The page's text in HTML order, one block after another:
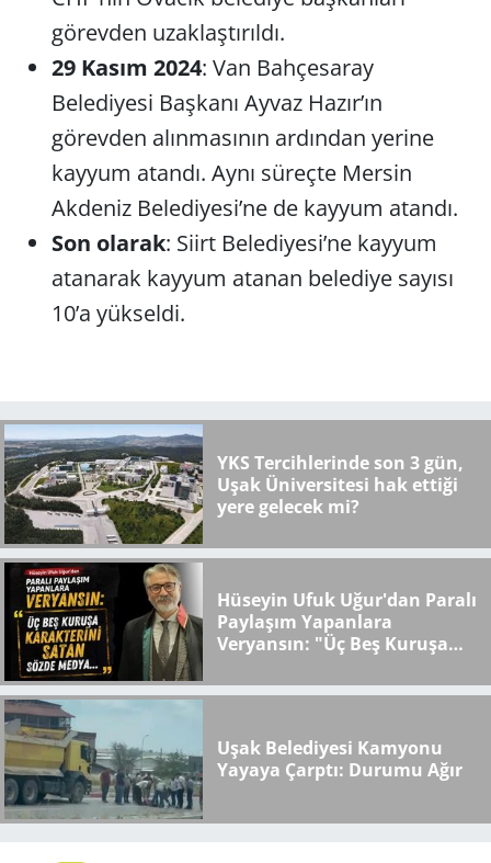
görevden uzaklaştırıldı.
29 Kasım 2024: Van Bahçesaray
Belediyesi Başkanı Ayvaz Hazır’ın
görevden alınmasının ardından yerine
kayyum atandı. Aynı süreçte Mersin
Akdeniz Belediyesi’ne de kayyum atandı.
Son olarak: Siirt Belediyesi’ne kayyum
atanarak kayyum atanan belediye sayısı
10’a yükseldi.
YKS Tercihlerinde son 3 gün,
Uşak Üniversitesi hak ettiği
yere gelecek mi?
Hüseyin Ufuk Uğur'dan Paralı
Paylaşım Yapanlara
Veryansın: "Üç Beş Kuruşa
Medya..."
Uşak Belediyesi Kamyonu
Yayaya Çarptı: Durumu Ağır